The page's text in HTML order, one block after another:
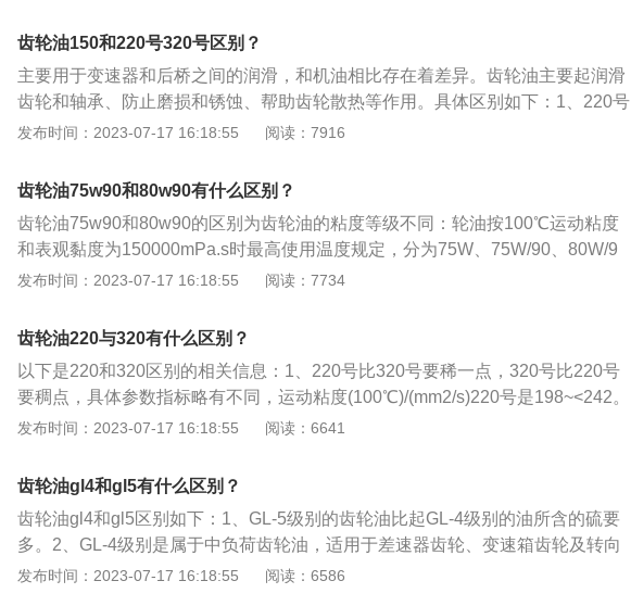
2.在保证润滑的条件下，尽量使用粘度合适的齿轮油，不要使用粘度过高的齿轮
油，否则会造成浪费和增加燃料的消耗量。3.不同品牌的齿轮油不要混用。因为
不同品牌齿轮油的某些性能指标不尽相同，若混用会降低齿轮油的使用效果。4.
期维护予以换油。换油时应尽量将旧油放尽，并清洗齿轮箱。同时应将换下的废
旋锥齿轮的驱动桥规定用GL-3级油；4、GL-4：在低速高扭矩、高速低扭矩下操
作的各种齿轮，特别是客车和其他各种车用的双曲线齿轮，规定用GL-4级齿轮
油；5、GL-5：在高速冲击负荷、高速低扭矩、低速条件下操作的各种齿轮，特
别是客车和其他车用的双曲线齿轮，规定用GL-5级齿轮油；6、GL-6：在高速冲
击条件下运转的轿车和其他车辆的各种齿轮。特别是大偏移距的双曲线齿轮，偏
黏度分为75W、80W、85W、90、140、250等牌号，黏度有W的就是冬用型齿
轮油，没有W的则是非冬用型齿轮油，数字则标识齿轮油在100摄氏度以下的黏
度，数字越小，该齿轮油的黏度就越低，低温性能越好。车主可以根据天气温度
气温度较低，可以考虑黏度较低的齿轮油。
齿轮油150和220号320号区别？
主要用于变速器和后桥之间的润滑，和机油相比存在着差异。齿轮油主要起润滑
齿轮和轴承、防止磨损和锈蚀、帮助齿轮散热等作用。具体区别如下：1、220号
比320号要稀一点：320号比220号要稠点，具体参数指标略有不同，运动粘度(10
中一定要根据设备的使用说明进行选用，不能替代使用。2、粘附性：220号齿轮
油和320号齿轮油指的是中负荷齿轮油CKC，代表中极压齿轮油，用在机器设备
的变速箱，减速机，涡轮机和齿轮箱里。该系列润滑油的特点是承载能力和抗擦
伤性良好；热安定性和氧化安定性优异，粘附性良好，不含溶剂、沥青、重金属
和氯，符合环保要求。
发布时间：2023-07-17 16:18:55 阅读：7916
齿轮油75w90和80w90有什么区别？
齿轮油75w90和80w90的区别为齿轮油的粘度等级不同：轮油按100℃运动粘度
和表观黏度为150000mPa.s时最高使用温度规定，分为75W、75W/90、80W/9
0、85W/90、90、85W/140和140七个粘度等级。关于齿轮的相关信息如下：1、
中的应用很早就已经出现。随着生产的发展，齿轮运转的平稳性受到重视。2、
轮齿：齿轮上的每一个用于啮合的凸起部分。一般说来，这些凸起部分呈辐射状
排列。配对齿轮上轮齿互相接触，导致齿轮的持续啮合运转。
发布时间：2023-07-17 16:18:55 阅读：7734
齿轮油220与320有什么区别？
以下是220和320区别的相关信息：1、220号比320号要稀一点，320号比220号
要稠点，具体参数指标略有不同，运动粘度(100℃)/(mm2/s)220号是198~<242。
320号是288~<352。其他参数基本一致，使用中一定要根据设备的使用说明进行
C，代表中极压齿轮油，一般用在机器设备的变速箱，减速机，涡轮机和齿轮
箱。该系列润滑油的特点是承载能力和抗擦伤性良好；热安定性和氧化安定性优
异，粘附性良好，不含溶剂、沥青、重金属和氯，符合环保要求。
发布时间：2023-07-17 16:18:55 阅读：6641
齿轮油gl4和gl5有什么区别？
齿轮油gl4和gl5区别如下：1、GL-5级别的齿轮油比起GL-4级别的油所含的硫要
多。2、GL-4级别是属于中负荷齿轮油，适用于差速器齿轮、变速箱齿轮及转向
器齿轮。3、GL-5则是属于重负荷齿轮油，适用于工作条件特别苛刻的差速器齿
发布时间：2023-07-17 16:18:55 阅读：6586